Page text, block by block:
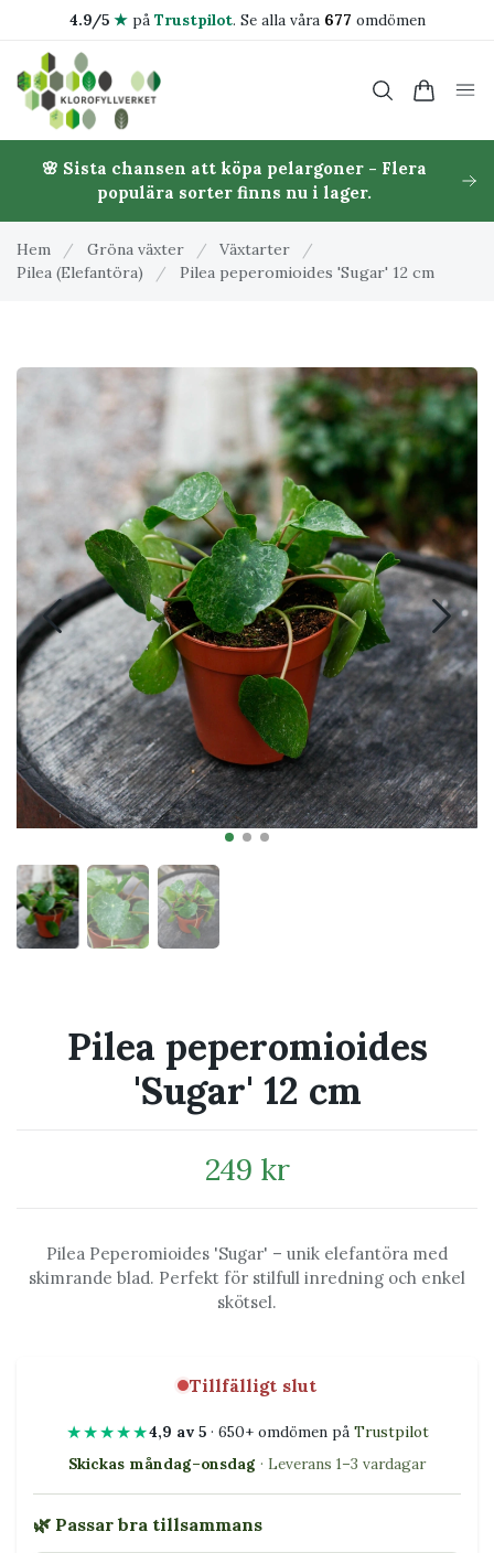
4.9/5 ★på Trustpilot. Se alla våra 677 omdömen
🌸 Sista chansen att köpa pelargoner - Flera
populära sorter finns nu i lager.
Hem / Gröna växter / Växtarter
/
Pilea (Elefantöra)
/ Pilea peperomioides 'Sugar' 12 cm
Pilea peperomioides
'Sugar' 12 cm
249 kr
Pilea Peperomioides 'Sugar' – unik elefantöra med
skimrande blad. Perfekt för stilfull inredning och enkel
skötsel.
Tillfälligt slut
★★★★★4,9 av 5· 650+ omdömen på Trustpilot
Skickas måndag–onsdag · Leverans 1–3 vardagar
🌿 Passar bra tillsammans